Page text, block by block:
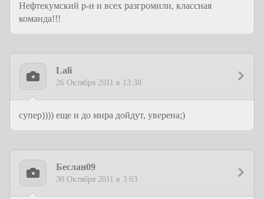
Нефтекумский р-н и всех разгромили, классная
команда!!!
Lali
26 Октября 2011 в 13:38
супер)))) еще и до мира дойдут, уверена;)
Беслан09
30 Октября 2011 в 3:03